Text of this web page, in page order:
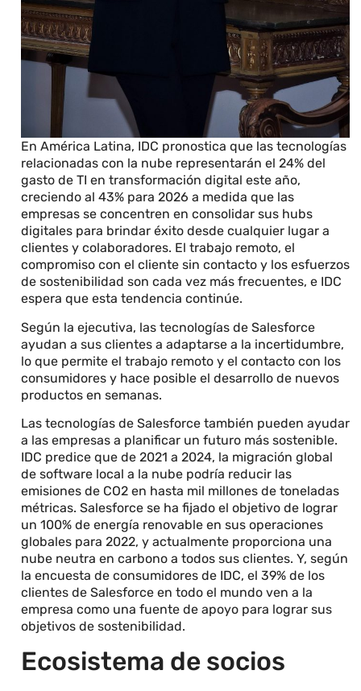
En América Latina, IDC pronostica que las tecnologías
relacionadas con la nube representarán el 24% del
gasto de TI en transformación digital este año,
creciendo al 43% para 2026 a medida que las
empresas se concentren en consolidar sus hubs
digitales para brindar éxito desde cualquier lugar a
clientes y colaboradores. El trabajo remoto, el
compromiso con el cliente sin contacto y los esfuerzos
de sostenibilidad son cada vez más frecuentes, e IDC
espera que esta tendencia continúe.
Según la ejecutiva, las tecnologías de Salesforce
ayudan a sus clientes a adaptarse a la incertidumbre,
lo que permite el trabajo remoto y el contacto con los
consumidores y hace posible el desarrollo de nuevos
productos en semanas.
Las tecnologías de Salesforce también pueden ayudar
a las empresas a planificar un futuro más sostenible.
IDC predice que de 2021 a 2024, la migración global
de software local a la nube podría reducir las
emisiones de CO2 en hasta mil millones de toneladas
métricas. Salesforce se ha fijado el objetivo de lograr
un 100% de energía renovable en sus operaciones
globales para 2022, y actualmente proporciona una
nube neutra en carbono a todos sus clientes. Y, según
la encuesta de consumidores de IDC, el 39% de los
clientes de Salesforce en todo el mundo ven a la
empresa como una fuente de apoyo para lograr sus
objetivos de sostenibilidad.
Ecosistema de socios